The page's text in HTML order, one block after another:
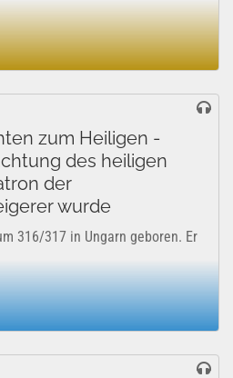
in...
zum Heiligen -
des heiligen
der
wurde
316/317 in Ungarn geboren. Er
von etwa 10 Jahren kam er in
in Kontakt und ließ